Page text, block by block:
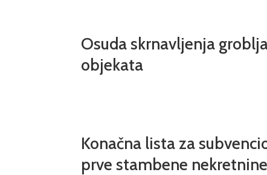
Osuda skrnavljenja
objekata
Konačna lista za
prve stambene